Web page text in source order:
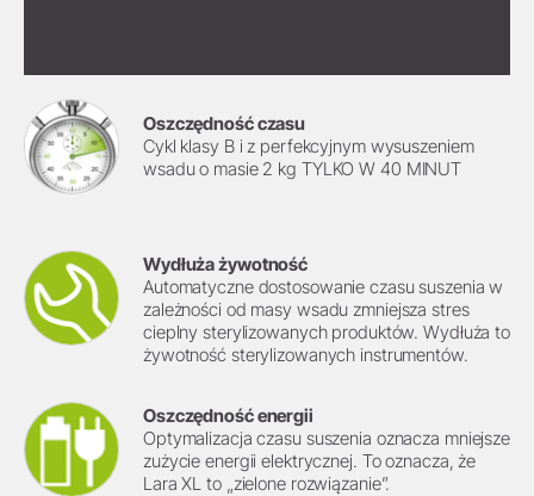
Oszczędność czasu
Cykl klasy B i z perfekcyjnym wysuszeniem
wsadu o masie 2 kg TYLKO W 40 MINUT
Wydłuża żywotność
Automatyczne dostosowanie czasu suszenia w
zależności od masy wsadu zmniejsza stres
cieplny sterylizowanych produktów. Wydłuża to
żywotność sterylizowanych instrumentów.
Oszczędność energii
Optymalizacja czasu suszenia oznacza mniejsze
zużycie energii elektrycznej. To oznacza, że
Lara XL to „zielone rozwiązanie”.